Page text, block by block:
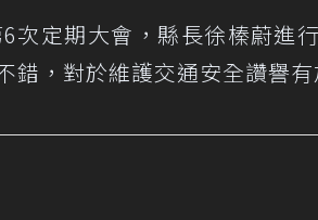
次定期大會，縣長徐榛蔚進
錯，對於維護交通安全讚譽有